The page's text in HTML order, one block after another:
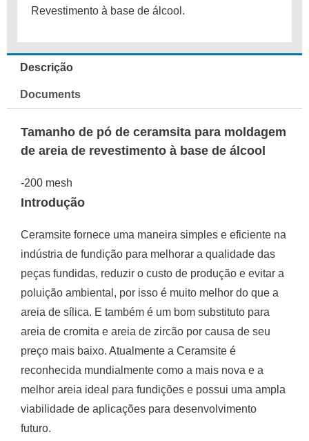
Revestimento à base de álcool.
Descrição
Documents
Tamanho de pó de ceramsita para moldagem
de areia de revestimento à base de álcool
-200 mesh
Introdução
Ceramsite fornece uma maneira simples e eficiente na
indústria de fundição para melhorar a qualidade das
peças fundidas, reduzir o custo de produção e evitar a
poluição ambiental, por isso é muito melhor do que a
areia de sílica. E também é um bom substituto para
areia de cromita e areia de zircão por causa de seu
preço mais baixo. Atualmente a Ceramsite é
reconhecida mundialmente como a mais nova e a
melhor areia ideal para fundições e possui uma ampla
viabilidade de aplicações para desenvolvimento
futuro.